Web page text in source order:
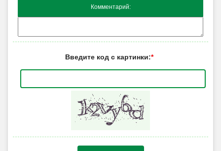
Комментарий:
Введите код с картинки:*